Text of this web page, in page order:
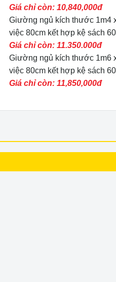
Giá chỉ còn: 10,840,000đ
Giường ngủ kích thước 1m4
việc 80cm kết hợp kệ sách
Giá chỉ còn: 11.350.000đ
Giường ngủ kích thước 1m6
việc 80cm kết hợp kệ sách
Giá chỉ còn: 11,850,000đ